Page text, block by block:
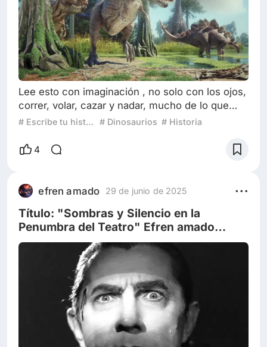
Lee esto con imaginación , no solo con los ojos,
correr, volar, cazar y nadar, mucho de lo que
hacen animales de ahora también lo hacían sus
imaginarnos poder ver a nuestros carnívoros y
el rugir de un T-Rex o el pasar de un
brontossauro. Me encantaría mirar al cielo
# Escribe tu historia: ¿Qué harías si los dinosaurios vivieran hoy? # Dinosaurios # Historia
4
efren amado 29 de junio de 2025
Título: "Sombras y Silencio en la
Penumbra del Teatro" Efren amado
Aponte Ruiz.